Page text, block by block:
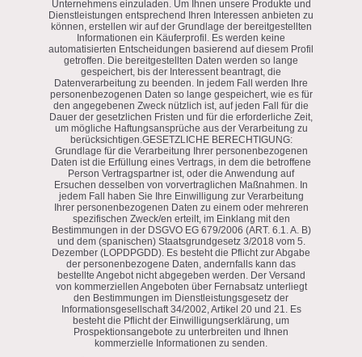
Unternehmens einzuladen. Um Ihnen unsere Produkte und
Dienstleistungen entsprechend Ihren Interessen anbieten zu
können, erstellen wir auf der Grundlage der bereitgestellten
Informationen ein Käuferprofil. Es werden keine
automatisierten Entscheidungen basierend auf diesem Profil
getroffen. Die bereitgestellten Daten werden so lange
gespeichert, bis der Interessent beantragt, die
Datenverarbeitung zu beenden. In jedem Fall werden Ihre
personenbezogenen Daten so lange gespeichert, wie es für
den angegebenen Zweck nützlich ist, auf jeden Fall für die
Dauer der gesetzlichen Fristen und für die erforderliche Zeit,
um mögliche Haftungsansprüche aus der Verarbeitung zu
berücksichtigen.GESETZLICHE BERECHTIGUNG:
Grundlage für die Verarbeitung Ihrer personenbezogenen
Daten ist die Erfüllung eines Vertrags, in dem die betroffene
Person Vertragspartner ist, oder die Anwendung auf
Ersuchen desselben von vorvertraglichen Maßnahmen. In
jedem Fall haben Sie Ihre Einwilligung zur Verarbeitung
Ihrer personenbezogenen Daten zu einem oder mehreren
spezifischen Zweck/en erteilt, im Einklang mit den
Bestimmungen in der DSGVO EG 679/2006 (ART. 6.1. A. B)
und dem (spanischen) Staatsgrundgesetz 3/2018 vom 5.
Dezember (LOPDPGDD). Es besteht die Pflicht zur Abgabe
der personenbezogene Daten, andernfalls kann das
bestellte Angebot nicht abgegeben werden. Der Versand
von kommerziellen Angeboten über Fernabsatz unterliegt
den Bestimmungen im Dienstleistungsgesetz der
Informationsgesellschaft 34/2002, Artikel 20 und 21. Es
besteht die Pflicht der Einwilligungserklärung, um
Prospektionsangebote zu unterbreiten und Ihnen
kommerzielle Informationen zu senden.